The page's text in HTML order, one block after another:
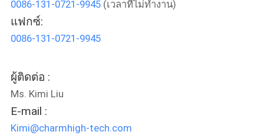
โรงงาน
การ
ควบคุม
คุณภาพ
0086-131-0721-9945(เวลาที่ไม่ทำงาน)
แฟกซ์:
0086-131-0721-9945
ผู้ติดต่อ :
Ms. Kimi Liu
E-mail :
Kimi@charmhigh-tech.com